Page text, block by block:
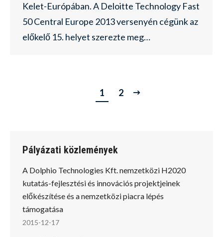
Kelet-Európában. A Deloitte Technology Fast
50 Central Europe 2013 versenyén cégünk az
előkelő 15. helyet szerezte meg…
1 2
Pályázati közlemények
A Dolphio Technologies Kft. nemzetközi H2020
kutatás-fejlesztési és innovációs projektjeinek
előkészítése és a nemzetközi piacra lépés
támogatása
2015-12-17